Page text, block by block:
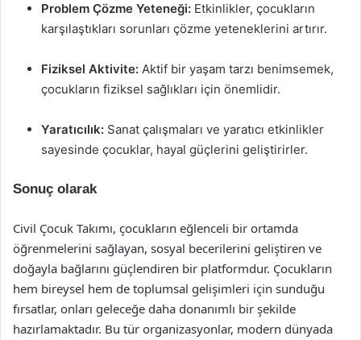
Problem Çözme Yeteneği: Etkinlikler, çocukların
karşılaştıkları sorunları çözme yeteneklerini artırır.
Fiziksel Aktivite: Aktif bir yaşam tarzı benimsemek,
çocukların fiziksel sağlıkları için önemlidir.
Yaratıcılık: Sanat çalışmaları ve yaratıcı etkinlikler
sayesinde çocuklar, hayal güçlerini geliştirirler.
Sonuç olarak
Civil Çocuk Takımı, çocukların eğlenceli bir ortamda
öğrenmelerini sağlayan, sosyal becerilerini geliştiren ve
doğayla bağlarını güçlendiren bir platformdur. Çocukların
hem bireysel hem de toplumsal gelişimleri için sunduğu
fırsatlar, onları geleceğe daha donanımlı bir şekilde
hazırlamaktadır. Bu tür organizasyonlar, modern dünyada